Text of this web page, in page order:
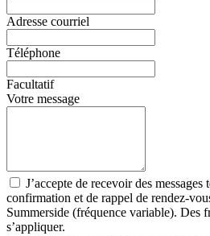
Adresse courriel
Téléphone
Facultatif
Votre message
J’accepte de recevoir des
confirmation et de rappel de rendez-
Summerside (fréquence variable). Des
s’appliquer.